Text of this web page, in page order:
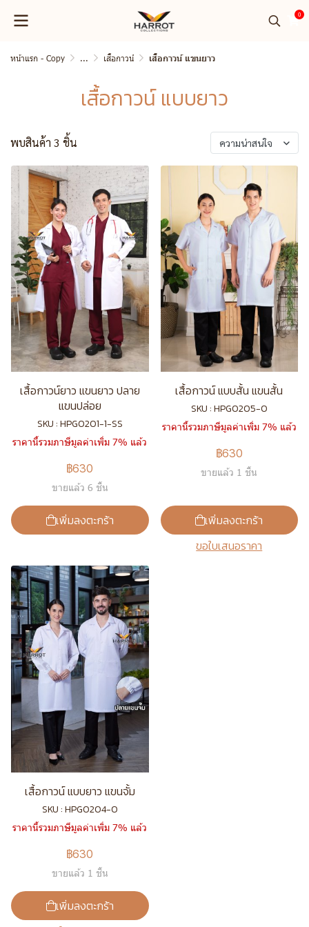
0
หน้าแรก - Copy ... เสื้อกาวน์ เสื้อกาวน์ แขนยาว
เสื้อกาวน์ แบบยาว
พบสินค้า 3 ชิ้น ความน่าสนใจ
เสื้อกาวน์ยาว แขนยาว ปลาย
แขนปล่อย
SKU : HPG0201-1-SS
ราคานี้รวมภาษีมูลค่าเพิ่ม 7% แล้ว
฿630
ขายแล้ว 6 ชิ้น
เพิ่มลงตะกร้า
เสื้อกาวน์ แบบสั้น แขนสั้น
SKU : HPG0205-0
ราคานี้รวมภาษีมูลค่าเพิ่ม 7% แล้ว
฿630
ขายแล้ว 1 ชิ้น
เพิ่มลงตะกร้า
ขอใบเสนอราคา
เสื้อกาวน์ แบบยาว แขนจั้ม
SKU : HPG0204-0
ราคานี้รวมภาษีมูลค่าเพิ่ม 7% แล้ว
฿630
ขายแล้ว 1 ชิ้น
เพิ่มลงตะกร้า